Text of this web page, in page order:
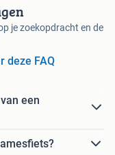
je zoekopdracht en de
deze FAQ
een